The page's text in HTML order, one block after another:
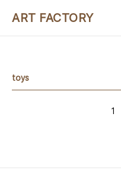
ART FACTORY
toys
1